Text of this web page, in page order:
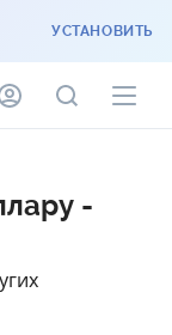
УСТАНОВИТЬ
-